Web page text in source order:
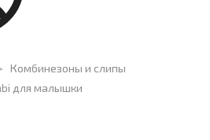
Комбинезоны и слипы
для малышки